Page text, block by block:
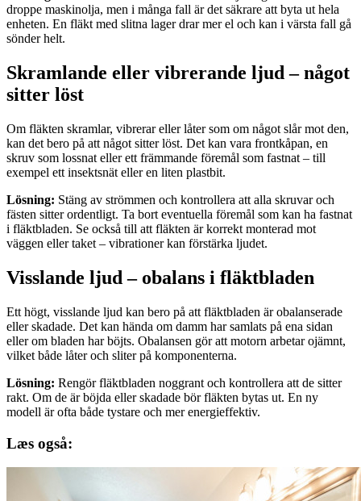
droppe maskinolja, men i många fall är det säkrare att byta ut hela
enheten. En fläkt med slitna lager drar mer el och kan i värsta fall gå
sönder helt.
Skramlande eller vibrerande ljud – något
sitter löst
Om fläkten skramlar, vibrerar eller låter som om något slår mot den,
kan det bero på att något sitter löst. Det kan vara frontkåpan, en
skruv som lossnat eller ett främmande föremål som fastnat – till
exempel ett insektsnät eller en liten plastbit.
Lösning: Stäng av strömmen och kontrollera att alla skruvar och
fästen sitter ordentligt. Ta bort eventuella föremål som kan ha fastnat
i fläktbladen. Se också till att fläkten är korrekt monterad mot
väggen eller taket – vibrationer kan förstärka ljudet.
Visslande ljud – obalans i fläktbladen
Ett högt, visslande ljud kan bero på att fläktbladen är obalanserade
eller skadade. Det kan hända om damm har samlats på ena sidan
eller om bladen har böjts. Obalansen gör att motorn arbetar ojämnt,
vilket både låter och sliter på komponenterna.
Lösning: Rengör fläktbladen noggrant och kontrollera att de sitter
rakt. Om de är böjda eller skadade bör fläkten bytas ut. En ny
modell är ofta både tystare och mer energieffektiv.
Læs også: